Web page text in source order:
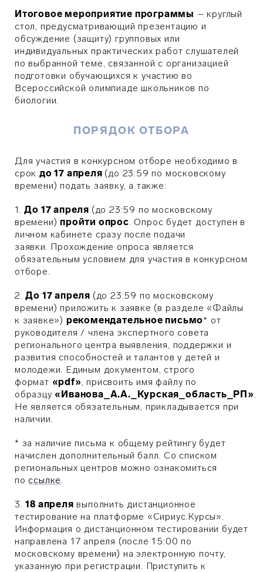
Итоговое мероприятие программы – круглый
стол, предусматривающий презентацию и
обсуждение (защиту) групповых или
индивидуальных практических работ слушателей
по выбранной теме, связанной с организацией
подготовки обучающихся к участию во
Всероссийской олимпиаде школьников по
биологии.
ПОРЯДОК ОТБОРА
Для участия в конкурсном отборе необходимо в
срок до 17 апреля (до 23:59 по московскому
времени) подать заявку, а также:
1.До 17 апреля (до 23:59 по московскому
времени)пройти опрос.Опрос будет доступен в
личном кабинете сразу после подачи
заявки. Прохождение опроса является
обязательным условием для участия в конкурсном
отборе.
2.До 17 апреля (до 23:59 по московскому
времени) приложить к заявке (в разделе «Файлы
к заявке») рекомендательное письмо* от
руководителя / члена экспертного совета
регионального центра выявления, поддержки и
развития способностей и талантов у детей и
молодежи. Единым документом, строго
формат «pdf», присвоить имя файлу по
образцу «Иванова_А.А._Курская_область_РП».
Не является обязательным, прикладывается при
наличии.
* за наличие письма к общему рейтингу будет
начислен дополнительный балл. Со списком
региональных центров можно ознакомиться
по ссылке.
3.18 апреля выполнить дистанционное
тестирование на платформе «Сириус.Курсы».
Информация о дистанционном тестировании будет
направлена 17 апреля (после 15:00 по
московскому времени) на электронную почту,
указанную при регистрации. Приступить к